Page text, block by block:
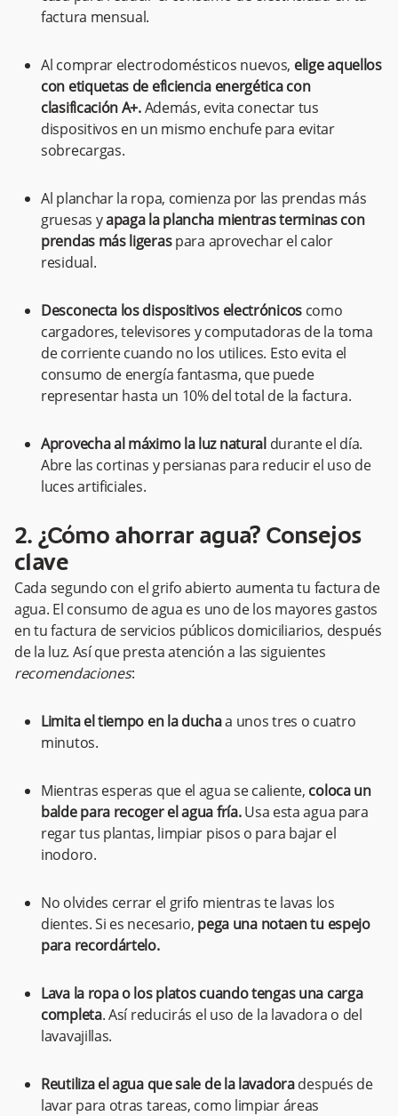
factura mensual.
Al comprar electrodomésticos nuevos, elige aquellos
con etiquetas de eficiencia energética con
clasificación A+.Además, evita conectar tus
dispositivos en un mismo enchufe para evitar
sobrecargas.
Al planchar la ropa, comienza por las prendas más
gruesas yapaga la plancha mientras terminas con
prendas más ligeraspara aprovechar el calor
residual.
Desconecta los dispositivos electrónicos como
cargadores, televisores y computadoras de la toma
de corriente cuando no los utilices. Esto evita el
consumo de energía fantasma, que puede
representar hasta un 10% del total de la factura.
Aprovecha al máximo la luz naturaldurante el día.
Abre las cortinas y persianas para reducir el uso de
luces artificiales.
2. ¿Cómo ahorrar agua? Consejos
clave
Cada segundo con el grifo abierto aumenta tu factura de
agua. El consumo de agua es uno de los mayores gastos
en tu factura de servicios públicos domiciliarios, después
de la luz. Así que presta atención a las siguientes
recomendaciones:
Limita el tiempo en la duchaa unos tres o cuatro
minutos.
Mientras esperas que el agua se caliente, coloca un
balde para recoger el agua fría.Usa esta agua para
regar tus plantas, limpiar pisos o para bajar el
inodoro.
No olvides cerrar el grifo mientras te lavas los
dientes. Si es necesario, pega una notaen tu espejo
para recordártelo.
Lava la ropa o los platos cuando tengas una carga
completa. Así reducirás el uso de la lavadora o del
lavavajillas.
Reutiliza el agua que sale de la lavadoradespués de
lavar para otras tareas, como limpiar áreas